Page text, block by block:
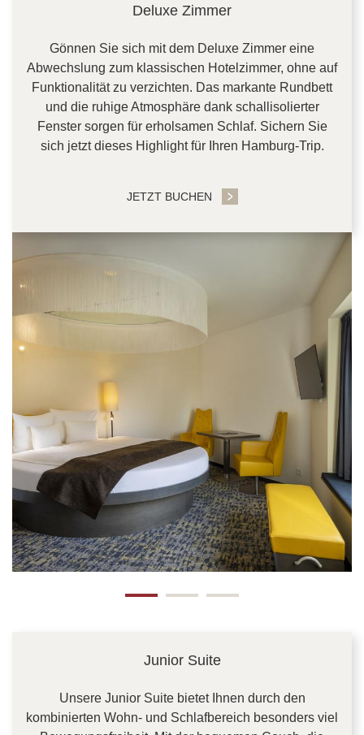
Deluxe Zimmer
Gönnen Sie sich mit dem Deluxe Zimmer eine
Abwechslung zum klassischen Hotelzimmer, ohne auf
Funktionalität zu verzichten. Das markante Rundbett
und die ruhige Atmosphäre dank schallisolierter
Fenster sorgen für erholsamen Schlaf. Sichern Sie
sich jetzt dieses Highlight für Ihren Hamburg-Trip.
JETZT BUCHEN
Junior Suite
Unsere Junior Suite bietet Ihnen durch den
kombinierten Wohn- und Schlafbereich besonders viel